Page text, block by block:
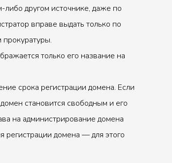
другом источнике, даже по
вправе выдать только по
прокуратуры.
только его название на
срока регистрации домена. Если
становится свободным и его
на администрирование домена
домена — для этого